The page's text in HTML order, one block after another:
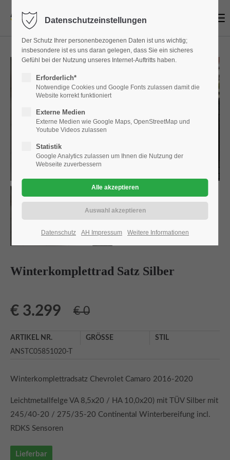
Login
Benutzername
Passwort
Anmelden
Lost your password?
Lorem ipsum dolor sit amet:
24h
Mon - Fri 8:00am - 5:00pm(GMT +1)
Automobilcenter Kramm GmbH
13127 Berlin Französisch Buchholz
Winterkomplettrad Satz Silber
€ 3.299 € 0
ARTIKEL NR.
ANSTC05851020-T
GRÖSSE STIL
Winterkomplettradsatz Chevrolet Camaro 2016-2020
Leichtmetallfelge VA 8,5x20 / HA 10,0x20) mit TÜV Silber mit
245/40-20 / 275/35-20 Continental Winterbereifung incl.
RDKS Sensoren
Lieferbar
Datenschutzeinstellungen
Der Schutz Ihrer personenbezogenen Daten ist uns wichtig;
insbesondere ist es uns daran gelegen, dass Sie ein sicheres
Gefühl bei der Nutzung unseres Internet-Auftritts haben.
Erforderlich*
Notwendige Cookies und Google Fonts zulassen damit die
Website korrekt funktioniert
Externe Medien
Externe Medien wie Google Maps, OpenStreetMap und
Youtube Videos zulassen
Statistik
Google Analytics zulassen um Ihnen die Nutzung der
Webseite zuverbessern
Datenschutz AH Impressum Weitere Informationen